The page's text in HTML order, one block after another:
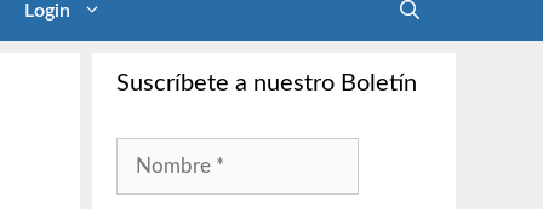
Login
Suscríbete a nuestro Boletín